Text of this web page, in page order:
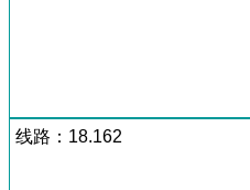
线路：18.162